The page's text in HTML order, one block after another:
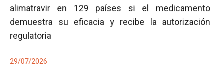
alimatravir en 129 países si el medicamento
demuestra su eficacia y recibe la autorización
regulatoria
29/07/2026